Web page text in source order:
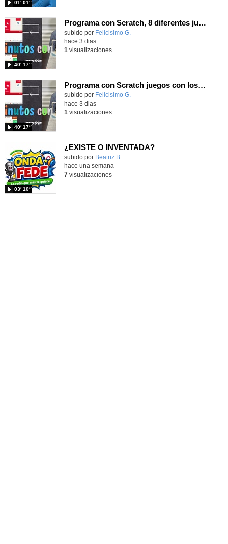
01′ 01″
Programa con Scratch, 8 diferentes juegos para vivir la emoción de los partidos de España en el mundial 2026
Contenido educativo.
subido por Felicisimo G.
40′ 17″
hace 3 dias
1 visualizaciones
Programa con Scratch juegos con los partidos del mundial 2026 ganados por España
Contenido educativo.
subido por Felicisimo G.
40′ 17″
hace 3 dias
1 visualizaciones
¿EXISTE O INVENTADA?
Contenido educativo.
subido por Beatriz B.
03′ 10″
hace una semana
7 visualizaciones